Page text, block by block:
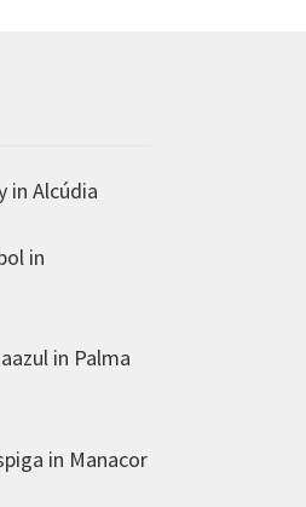
in Alcúdia
in
in Palma
in Manacor